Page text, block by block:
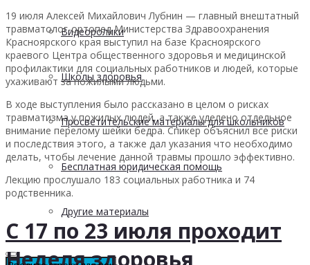
Видеоролики
Школы здоровья
Просветительские материалы для школьников
Бесплатная юридическая помощь
Другие материалы
19 июля Алексей Михайлович Лубнин — главный внештатный
травматолог-ортопед Министерства Здравоохранения
Красноярского края выступил на базе Красноярского
краевого Центра общественного здоровья и медицинской
профилактики для социальных работников и людей, которые
ухаживают за пожилыми людьми.
В ходе выступления было рассказано в целом о рисках
травматизма у пожилых людей, а также уделено отдельное
внимание перелому шейки бедра. Спикер объяснил все риски
и последствия этого, а также дал указания что необходимо
делать, чтобы лечение данной травмы прошло эффективно.
Лекцию прослушало 183 социальных работника и 74
родственника.
С 17 по 23 июля проходит
Неделя здоровья